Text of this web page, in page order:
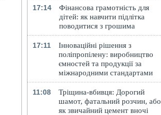
17:14
Фінансова грамотність для
дітей: як навчити підлітка
поводитися з грошима
17:11
Інноваційні рішення з
поліпропілену: виробництво
ємностей та продукції за
міжнародними стандартами
11:08
Тріщина-вбивця: Дорогий
шамот, фатальний розчин, або
як звичайний цемент вночі